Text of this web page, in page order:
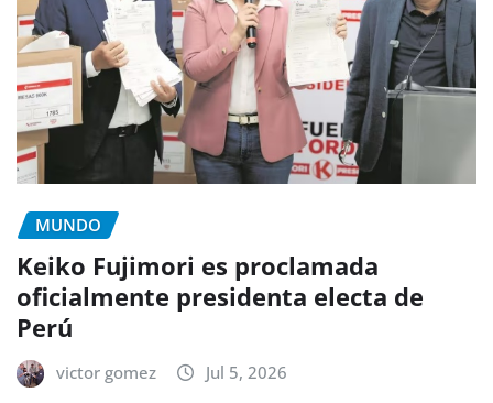
MUNDO
Keiko Fujimori es proclamada
oficialmente presidenta electa de
Perú
victor gomez Jul 5, 2026